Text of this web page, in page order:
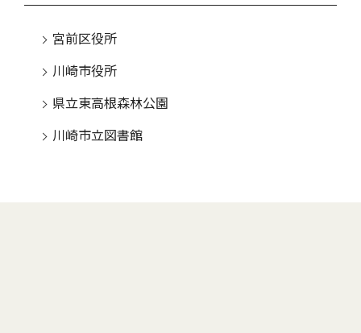
宮前区役所
川崎市役所
県立東高根森林公園
川崎市立図書館